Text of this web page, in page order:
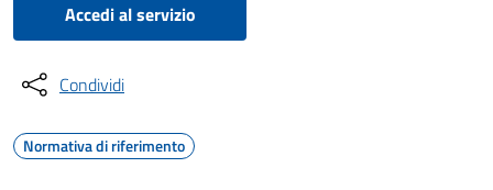
Accedi al servizio
Condividi
Normativa di riferimento